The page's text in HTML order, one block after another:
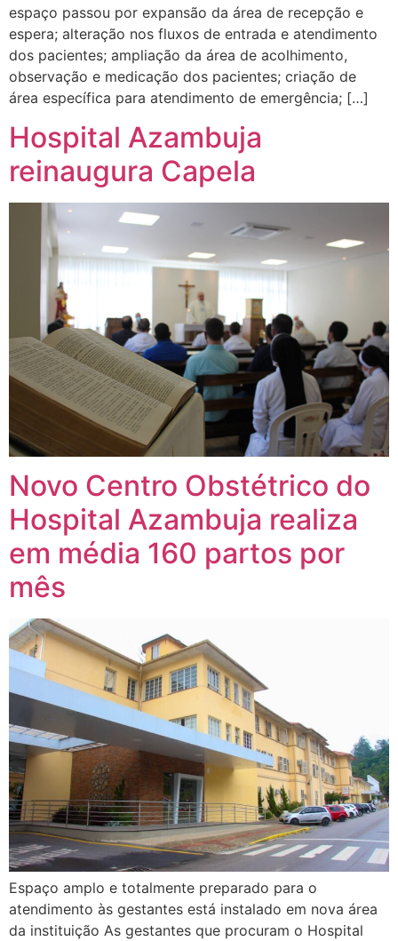
espaço passou por expansão da área de recepção e
espera; alteração nos fluxos de entrada e atendimento
dos pacientes; ampliação da área de acolhimento,
observação e medicação dos pacientes; criação de
área específica para atendimento de emergência; […]
Hospital Azambuja
reinaugura Capela
Novo Centro Obstétrico do
Hospital Azambuja realiza
em média 160 partos por
mês
Espaço amplo e totalmente preparado para o
atendimento às gestantes está instalado em nova área
da instituição As gestantes que procuram o Hospital